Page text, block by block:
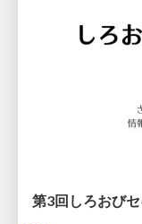
第3回しろおび